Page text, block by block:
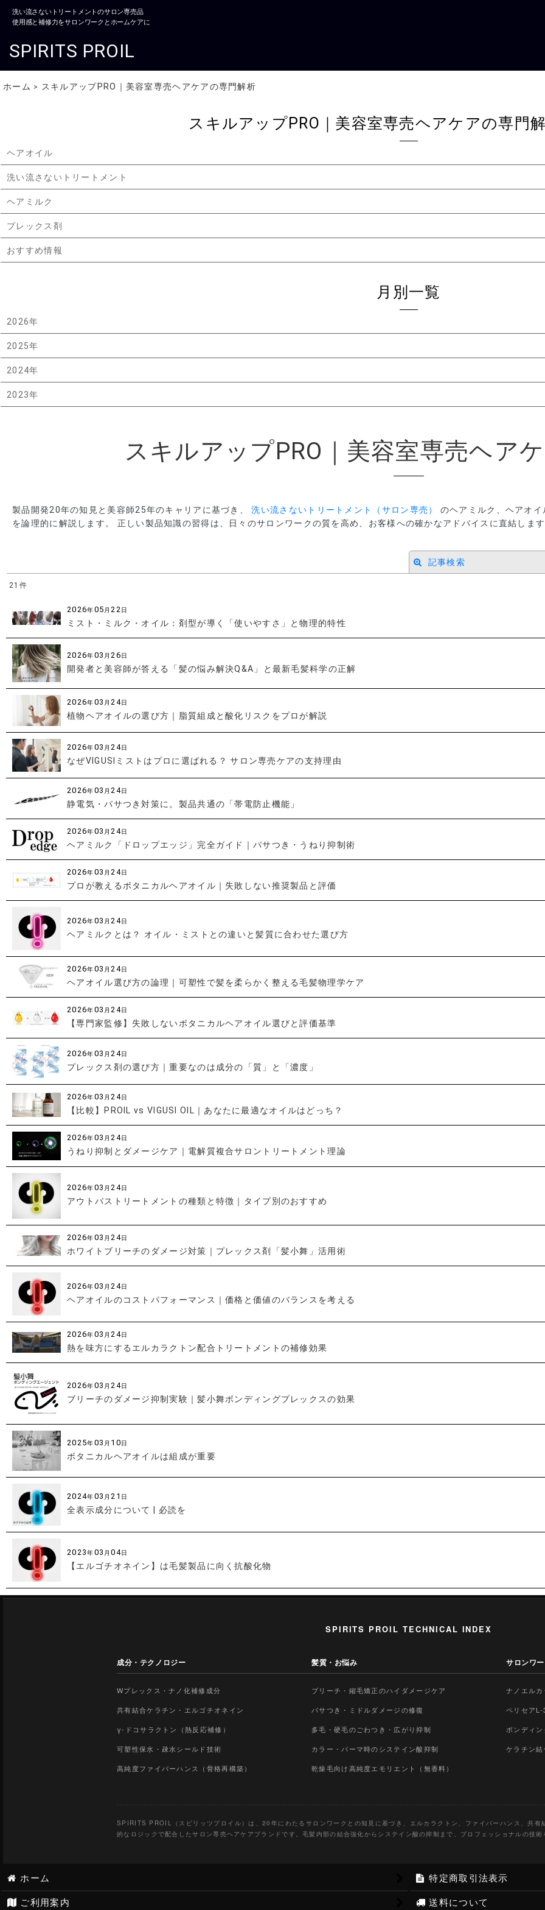
洗い流さないトリートメントのサロン専売品
使用感と補修力をサロンワークとホームケアに
SPIRITS PROIL
ホーム > スキルアップPRO｜美容室専売ヘアケアの専門解析
スキルアップPRO｜美容室専売ヘア
製品開発20年の知見と美容師25年のキャリアに基づき、洗い流さないトリートメント（サロン専売） のヘアミルク、ヘアオ
を論理的に解説します。 正しい製品知識の習得は、日々のサロンワークの質を高め、お客様への確かなアドバイスに直結しま
記事検索
21 件
2026年05 月 22日
ミスト・ミルク・オイル：剤型が導く「使いやすさ」と物理的特性
2026年03 月 26日
開発者と美容師が答える「髪の悩み解決Q&A」と最新毛髪科学の正解
2026年03 月 24日
植物ヘアオイルの選び方｜脂質組成と酸化リスクをプロが解説
2026年03 月 24日
なぜVIGUSIミストはプロに選ばれる？ サロン専売ケアの支持理由
2026年03 月 24日
静電気・パサつき対策に。製品共通の「帯電防止機能」
2026年03 月 24日
ヘアミルク「ドロップエッジ」完全ガイド｜パサつき・うねり抑制術
2026年03 月 24日
プロが教えるボタニカルヘアオイル｜失敗しない推奨製品と評価
2026年03 月 24日
ヘアミルクとは？ オイル・ミストとの違いと髪質に合わせた選び方
2026年03 月 24日
ヘアオイル選び方の論理｜可塑性で髪を柔らかく整える毛髪物理学ケア
2026年03 月 24日
【専門家監修】失敗しないボタニカルヘアオイル選びと評価基準
2026年03 月 24日
プレックス剤の選び方｜重要なのは成分の「質」と「濃度」
2026年03 月 24日
【比較】PROIL vs VIGUSI OIL｜あなたに最適なオイルはどっち？
2026年03 月24日
うねり抑制とダメージケア｜電解質複合サロントリートメント理論
2026年03 月24日
アウトバストリートメントの種類と特徴｜タイプ別のおすすめ
2026年03 月 24日
ホワイトブリーチのダメージ対策｜プレックス剤「髪小舞」活用術
2026年03 月 24日
ヘアオイルのコストパフォーマンス｜価格と価値のバランスを考える
2026年03 月 24日
熱を味方にするエルカラクトン配合トリートメントの補修効果
2026年03 月 24日
ブリーチのダメージ抑制実験｜髪小舞ボンディングプレックスの効果
2025年03 月 10日
ボタニカルヘアオイルは組成が重要
2024年03 月21 日
全表示成分について | 必読を
2023年03 月04日
【エルゴチオネイン】は毛髪製品に向く抗酸化物
スキルアップPRO｜美容室専売ヘアケアの専門
ヘアオイル
洗い流さないトリートメント
ヘアミルク
プレックス剤
おすすめ情報
月別一覧
2026年
2025年
2024年
2023年
SPIRITS PROIL TECHNICAL INDEX
成分・テクノロジー
Wプレックス・ナノ化補修成分
共有結合ケラチン・エルゴチオネイン
γ-ドコサラクトン（熱反応補修）
可塑性保水・疎水シールド技術
高純度ファイバーハンス（骨格再構築）
髪質・お悩み
ブリーチ・縮毛矯正のハイダメージケア
パサつき・ミドルダメージの修復
多毛・硬毛のごわつき・広がり抑制
カラー・パーマ時のシステイン酸抑制
乾燥毛向け高純度エモリエント（無香料）
サロンワ
ナノエル
ペリセア
ボンディ
ケラチン
SPIRITS PROIL（スピリッツプロイル）は、20年にわたるサロンワークとの知見に基づき、エルカラクトン、ファイバーハンス、共有
的なロジックで配合したサロン専売ヘアケアブランドです。毛髪内部の結合強化からシステイン酸の抑制まで、プロフェッショナルの技
ホーム 特定商取引法表示
ご利用案内 送料について